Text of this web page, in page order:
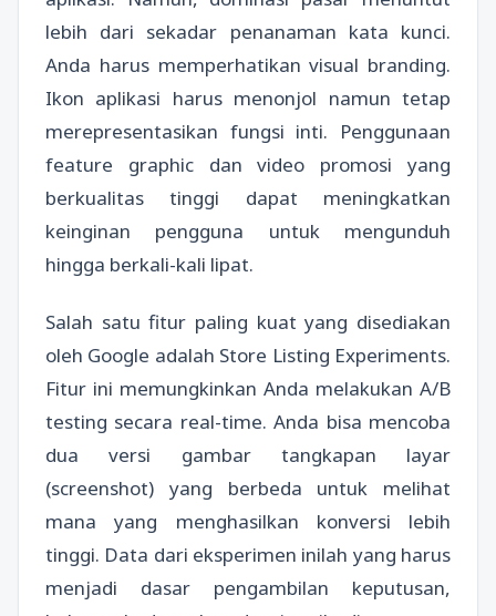
lebih dari sekadar penanaman kata kunci.
Anda harus memperhatikan visual branding.
Ikon aplikasi harus menonjol namun tetap
merepresentasikan fungsi inti. Penggunaan
feature graphic dan video promosi yang
berkualitas tinggi dapat meningkatkan
keinginan pengguna untuk mengunduh
hingga berkali-kali lipat.
Salah satu fitur paling kuat yang disediakan
oleh Google adalah Store Listing Experiments.
Fitur ini memungkinkan Anda melakukan A/B
testing secara real-time. Anda bisa mencoba
dua versi gambar tangkapan layar
(screenshot) yang berbeda untuk melihat
mana yang menghasilkan konversi lebih
tinggi. Data dari eksperimen inilah yang harus
menjadi dasar pengambilan keputusan,